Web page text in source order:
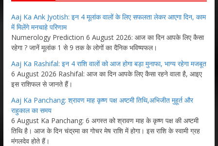
Aaj Ka Ank Jyotish: इन 4 मूलांक वालों के लिए सफलता लेकर आएगा दिन, काम
में मिलेंगे मनचाहे परिणाम
Numerology Prediction 6 August 2026: आज का दिन आपके लिए कैसा
रहेगा ? जानें मूलांक 1 से 9 तक के लोगों का दैनिक भविष्यफल।
Aaj Ka Rashifal: इन 4 राशि वालों को आज होगा बड़ा मुनाफा, भाग्य रहेगा मजबूत
6 August 2026 Rashifal: आज का दिन आपके लिए कैसा रहने वाला है, आइए
इस राशिफल से जानते हैं।
Aaj Ka Panchang: श्रावण माह कृष्ण पक्ष अष्टमी तिथि,अभिजीत मुहूर्त और
राहुकाल का समय
6 August Ka Panchang: 6 अगस्त को श्रावण माह के कृष्ण पक्ष की अष्टमी
तिथि है। आज के दिन चंद्रमा का गोचर मेष राशि में होगा। इस राशि के स्वामी ग्रह
मंगलदेव होते हैं।